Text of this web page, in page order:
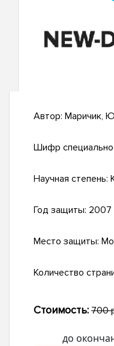
Автор: Маричик,
Шифр
Научная степень:
Год защиты: 2007
Место защиты:
Количество
Стоимость: 700
до